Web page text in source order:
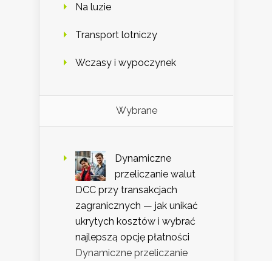
Na luzie
Transport lotniczy
Wczasy i wypoczynek
Wybrane
Dynamiczne
przeliczanie walut
DCC przy transakcjach
zagranicznych — jak unikać
ukrytych kosztów i wybrać
najlepszą opcję płatności
Dynamiczne przeliczanie